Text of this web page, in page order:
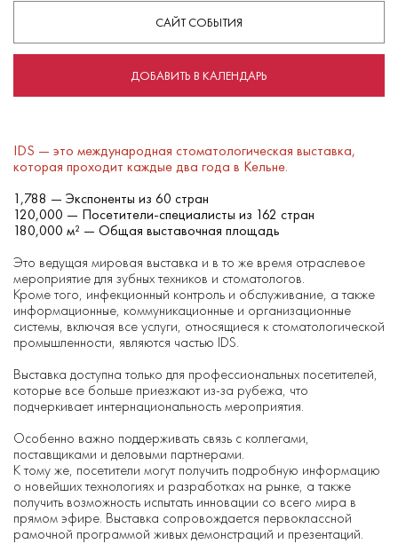
САЙТ СОБЫТИЯ
ДОБАВИТЬ В КАЛЕНДАРЬ
IDS — это международная стоматологическая выставка,
которая проходит каждые два года в Кельне.
1,788 — Экспоненты из 60 стран
120,000 — Посетители-специалисты из 162 стран
180,000 м² — Общая выставочная площадь
Это ведущая мировая выставка и в то же время отраслевое
мероприятие для зубных техников и стоматологов.
Кроме того, инфекционный контроль и обслуживание, а также
информационные, коммуникационные и организационные
системы, включая все услуги, относящиеся к стоматологической
промышленности, являются частью IDS.
Выставка доступна только для профессиональных посетителей,
которые все больше приезжают из-за рубежа, что
подчеркивает интернациональность мероприятия.
Особенно важно поддерживать связь с коллегами,
поставщиками и деловыми партнерами.
К тому же, посетители могут получить подробную информацию
о новейших технологиях и разработках на рынке, а также
получить возможность испытать инновации со всего мира в
прямом эфире. Выставка сопровождается первоклассной
рамочной программой живых демонстраций и презентаций.